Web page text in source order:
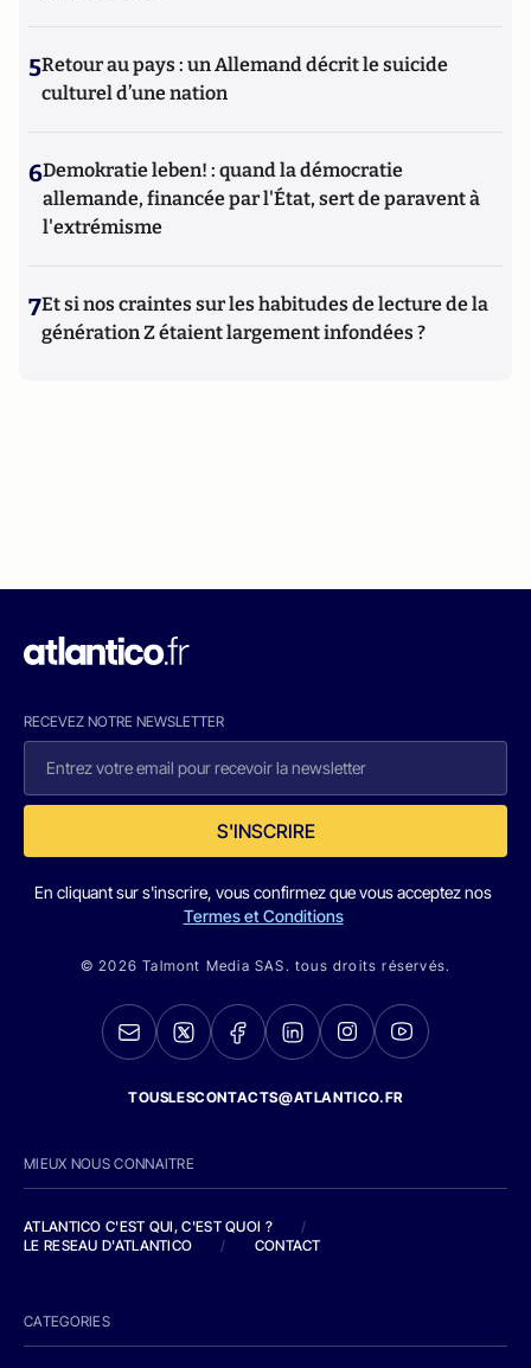
5Retour au pays : un Allemand décrit le suicide
culturel d’une nation
6Demokratie leben! : quand la démocratie
allemande, financée par l'État, sert de paravent à
l'extrémisme
7Et si nos craintes sur les habitudes de lecture de la
génération Z étaient largement infondées ?
RECEVEZ NOTRE NEWSLETTER
S'INSCRIRE
En cliquant sur s'inscrire, vous confirmez que vous acceptez nos
Termes et Conditions
© 2026 Talmont Media SAS. tous droits réservés.
TOUSLESCONTACTS@ATLANTICO.FR
MIEUX NOUS CONNAITRE
ATLANTICO C'EST QUI, C'EST QUOI ?
/
LE RESEAU D'ATLANTICO
/ CONTACT
CATEGORIES